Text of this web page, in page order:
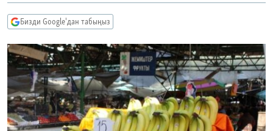
БИЗ ЖАНА ДҮЙНӨ
ДАНИСТЕ
ЭЖЕ-СИҢДИЛЕР
АЗАТТЫК+
ЫҢГАЙСЫЗ СУРООЛОР
ӨЗГӨЧӨ ПИКИР
ОНЛАЙН ШЕРИНЕ
Бизди Google'дан табыңыз